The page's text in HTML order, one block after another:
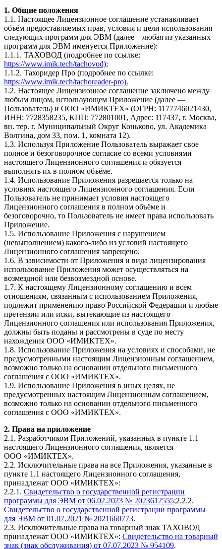
1. Общие положения
1.1. Настоящее Лицензионное соглашение устанавливает
объём предоставляемых прав, условия и цели использования
следующих программ для ЭВМ (далее – любая из указанных
программ для ЭВМ именуется Приложение):
1.1.1. ТАХОВОД (подробнее по ссылке:
https://www.imik.tech/tachovod);
1.1.2. Тахоридер Про (подробнее по ссылке:
https://www.imik.tech/tachoreader-pro).
1.2. Настоящее Лицензионное соглашение заключено между
любым лицом, использующем Приложение (далее —
Пользователь) и ООО «ИМИКТЕХ» (ОГРН: 1177746021430,
ИНН: 7728358235, КПП: 772801001, Адрес: 117437, г. Москва,
вн. тер. г. Муниципальный Округ Коньково, ул. Академика
Волгина, дом 33, пом. 1, комната 12).
1.3. Используя Приложение Пользователь выражает свое
полное и безоговорочное согласие со всеми условиями
настоящего Лицензионного соглашения и обязуется
выполнять их в полном объёме.
1.4. Использование Приложения разрешается только на
условиях настоящего Лицензионного соглашения. Если
Пользователь не принимает условия настоящего
Лицензионного соглашения в полном объёме и
безоговорочно, то Пользователь не имеет права использовать
Приложение.
1.5. Использование Приложения с нарушением
(невыполнением) какого-либо из условий настоящего
Лицензионного соглашения запрещено.
1.6. В зависимости от Приложения и вида лицензирования
использование Приложения может осуществляться на
возмездной или безвозмездной основе.
1.7. К настоящему Лицензионному соглашению и всем
отношениям, связанным с использованием Приложения,
подлежит применению право Российской Федерации и любые
претензии или иски, вытекающие из настоящего
Лицензионного соглашения или использования Приложения,
должны быть поданы и рассмотрены в суде по месту
нахождения ООО «ИМИКТЕХ».
1.8. Использование Приложения на условиях и способами, не
предусмотренными настоящим Лицензионным соглашением,
возможно только на основании отдельного письменного
соглашения с ООО «ИМИКТЕХ».
1.9. Использование Приложения в иных целях, не
предусмотренных настоящим Лицензионным соглашением,
возможно только на основании отдельного письменного
соглашения с ООО «ИМИКТЕХ».
2. Права на приложение
2.1. Разработчиком Приложений, указанных в пункте 1.1
настоящего Лицензионного соглашения, является
ООО «ИМИКТЕХ».
2.2. Исключительные права на все Приложения, указанные в
пункте 1.1 настоящего Лицензионного соглашения,
принадлежат ООО «ИМИКТЕХ»:
2.2.1. Свидетельство о государственной регистрации
программы для ЭВМ от 06.02.2023 № 2023612555;2.2.2.
Свидетельство о государственной регистрации программы
для ЭВМ от 01.07.2021 № 2021660773.
2.3. Исключительные права на товарный знак ТАХОВОД
принадлежат ООО «ИМИКТЕХ»: Свидетельство на товарный
знак (знак обслуживания) от 07.07.2023 № 954109.